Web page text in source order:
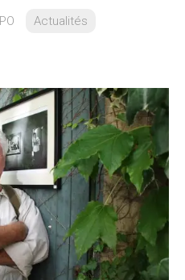
Actualités